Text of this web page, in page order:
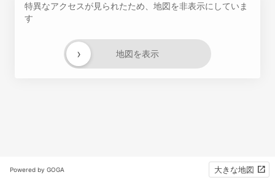
特異なアクセスが見られたため、地図を非表示にしていま
す
地図を表示
›
Powered by GOGA 大きな地図